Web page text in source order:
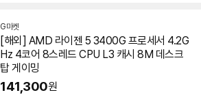
G마켓
[해외] AMD 라이젠 5 3400G 프로세서 4.2G
Hz 4코어 8스레드 CPU L3 캐시 8M 데스크
탑 게이밍
141,300원